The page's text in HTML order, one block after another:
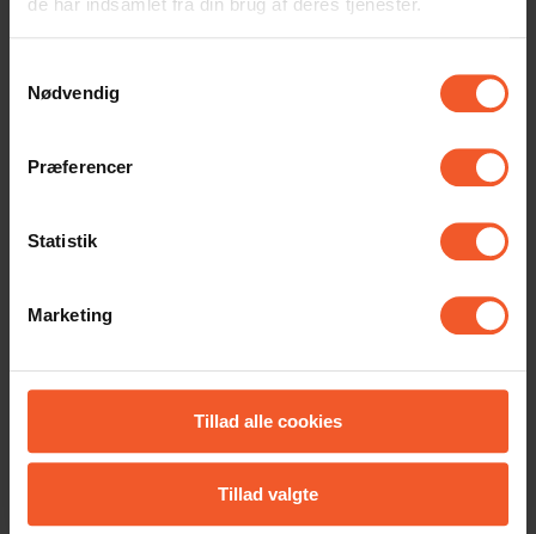
Nødvendig
Præferencer
Statistik
Marketing
Tillad alle cookies
Tillad valgte
juni 2020
marts 2020
marts 2019
november 2018
maj 2018